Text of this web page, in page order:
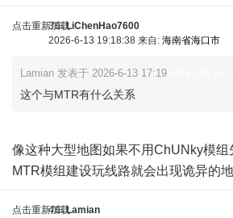
点击重新加载
3车 LiChenHao7600
2026-6-13 19:18:38 来自: 海南省海口市
Lamian 发表于 2026-6-13 17:19
这个与MTR有什么关系
像这种大型地图如果不用ChUNky模组
MTR模组建设玩线路就会出现诡异的
点击重新加载
4车 Lamian